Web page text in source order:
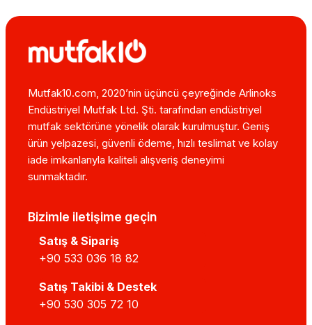
Mutfak10.com, 2020’nin üçüncü çeyreğinde Arlinoks
Endüstriyel Mutfak Ltd. Şti. tarafından endüstriyel
mutfak sektörüne yönelik olarak kurulmuştur. Geniş
ürün yelpazesi, güvenli ödeme, hızlı teslimat ve kolay
iade imkanlarıyla kaliteli alışveriş deneyimi
sunmaktadır.
Bizimle iletişime geçin
Satış & Sipariş
+90 533 036 18 82
Satış Takibi & Destek
+90 530 305 72 10